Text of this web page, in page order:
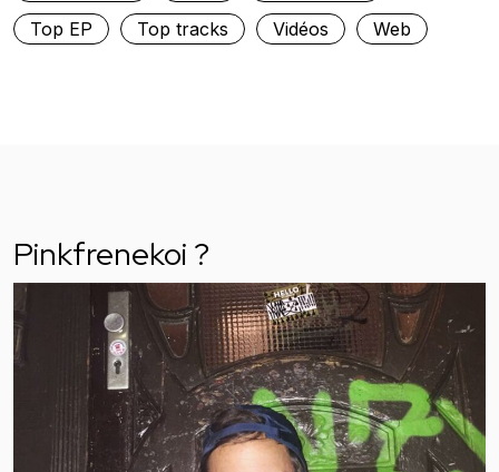
Top EP
Top tracks Vidéos Web
Pinkfrenekoi ?